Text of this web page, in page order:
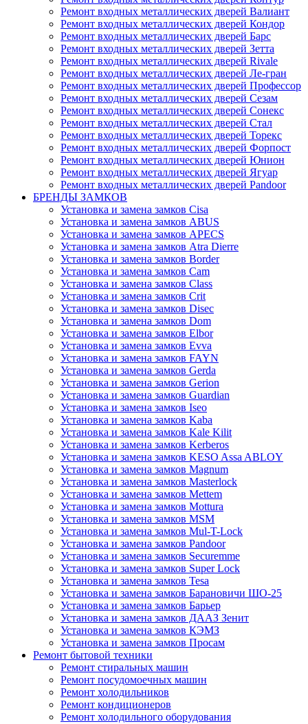
Ремонт входных металлических дверей Валиант
Ремонт входных металлических дверей Кондор
Ремонт входных металлических дверей Барс
Ремонт входных металлических дверей Зетта
Ремонт входных металлических дверей Rivale
Ремонт входных металлических дверей Ле-гран
Ремонт входных металлических дверей Профессор
Ремонт входных металлических дверей Сезам
Ремонт входных металлических дверей Сонекс
Ремонт входных металлических дверей Стал
Ремонт входных металлических дверей Торекс
Ремонт входных металлических дверей Форпост
Ремонт входных металлических дверей Юнион
Ремонт входных металлических дверей Ягуар
Ремонт входных металлических дверей Pandoor
БРЕНДЫ ЗАМКОВ
Установка и замена замков Cisa
Установка и замена замков ABUS
Установка и замена замков APECS
Установка и замена замков Atra Dierre
Установка и замена замков Border
Установка и замена замков Cam
Установка и замена замков Class
Установка и замена замков Crit
Установка и замена замков Disec
Установка и замена замков Dom
Установка и замена замков Elbor
Установка и замена замков Evva
Установка и замена замков FAYN
Установка и замена замков Gerda
Установка и замена замков Gerion
Установка и замена замков Guardian
Установка и замена замков Iseo
Установка и замена замков Kaba
Установка и замена замков Kale Kilit
Установка и замена замков Kerberos
Установка и замена замков KESO Assa ABLOY
Установка и замена замков Magnum
Установка и замена замков Masterlock
Установка и замена замков Mettem
Установка и замена замков Mottura
Установка и замена замков MSM
Установка и замена замков Mul-T-Lock
Установка и замена замков Pandoor
Установка и замена замков Securemme
Установка и замена замков Super Lock
Установка и замена замков Tesa
Установка и замена замков Барановичи ШО-25
Установка и замена замков Барьер
Установка и замена замков ДААЗ Зенит
Установка и замена замков КЭМЗ
Установка и замена замков Просам
Ремонт бытовой техники
Ремонт стиральных машин
Ремонт посудомоечных машин
Ремонт холодильников
Ремонт кондиционеров
Ремонт холодильного оборудования